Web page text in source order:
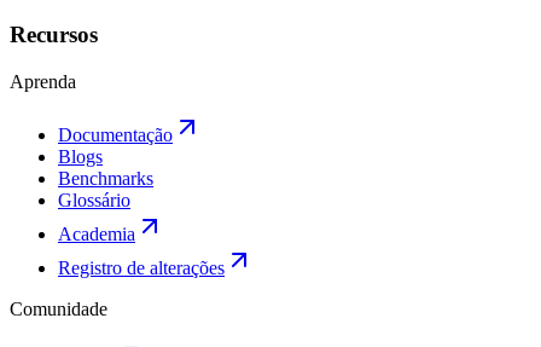
Recursos
Aprenda
Documentação
Blogs
Benchmarks
Glossário
Academia
Registro de alterações
Comunidade